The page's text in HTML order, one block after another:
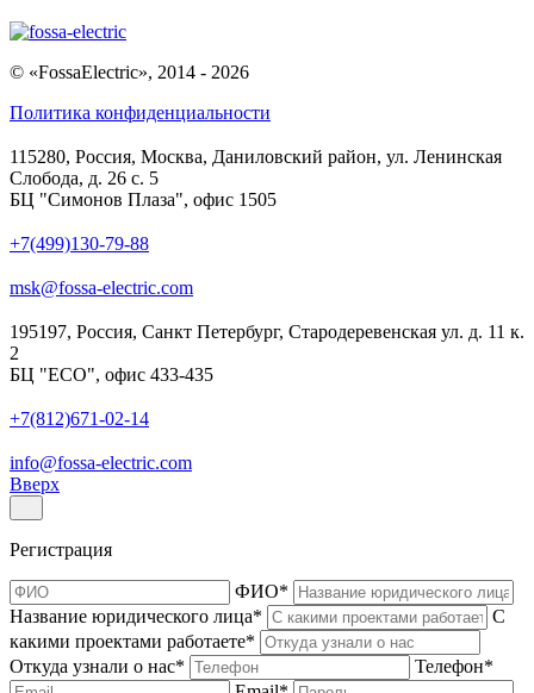
© «FossaElectric», 2014 - 2026
Политика конфиденциальности
115280, Россия, Москва, Даниловский район, ул. Ленинская
Слобода, д. 26 с. 5
БЦ "Симонов Плаза", офис 1505
+7(499)130-79-88
msk@fossa-electric.com
195197, Россия, Санкт Петербург, Стародеревенская ул. д. 11 к.
2
БЦ "ECO", офис 433-435
+7(812)671-02-14
info@fossa-electric.com
Вверх
Регистрация
ФИО*
Название юридического лица*
С
какими проектами работаете*
Откуда узнали о нас* Телефон*